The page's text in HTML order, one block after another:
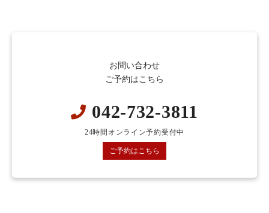
お問い合わせ
ご予約はこちら
042-732-3811
24時間オンライン予約受付中
ご予約はこちら